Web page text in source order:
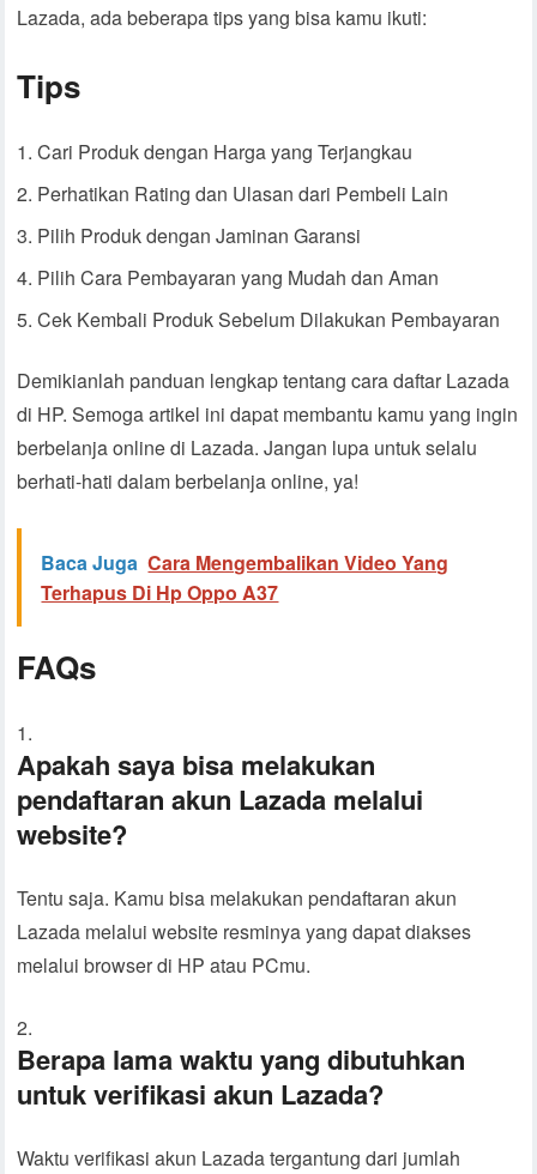
Lazada, ada beberapa tips yang bisa kamu ikuti:
Tips
Cari Produk dengan Harga yang Terjangkau
Perhatikan Rating dan Ulasan dari Pembeli Lain
Pilih Produk dengan Jaminan Garansi
Pilih Cara Pembayaran yang Mudah dan Aman
Cek Kembali Produk Sebelum Dilakukan Pembayaran
Demikianlah panduan lengkap tentang cara daftar Lazada
di HP. Semoga artikel ini dapat membantu kamu yang ingin
berbelanja online di Lazada. Jangan lupa untuk selalu
berhati-hati dalam berbelanja online, ya!
Baca Juga Cara Mengembalikan Video Yang
Terhapus Di Hp Oppo A37
FAQs
Apakah saya bisa melakukan
pendaftaran akun Lazada melalui
website?
Tentu saja. Kamu bisa melakukan pendaftaran akun
Lazada melalui website resminya yang dapat diakses
melalui browser di HP atau PCmu.
Berapa lama waktu yang dibutuhkan
untuk verifikasi akun Lazada?
Waktu verifikasi akun Lazada tergantung dari jumlah